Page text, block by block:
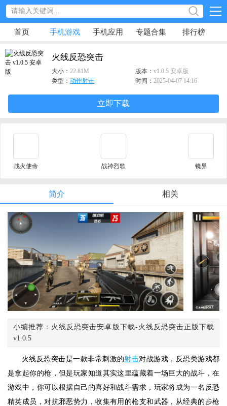
首页 手机游戏 手机应用 专题合集 排行榜
火线反恐突击
大小： 22.81M 版本： v1.0.5 安卓版
类型： 动作射击 时间： 2025-04-07 14:16
立即下载
战火使命 战神烈歌 镜界
简介 相关
小编推荐：火线反恐突击安卓版下载-火线反恐突击正版下载
v1.0.5
火线反恐突击是一款非常刺激的射击对战游戏，反恐类游戏都
是拿起你的枪，但是玩家知道其实这里蕴藏着一场巨大的战斗，在
游戏中，你可以根据自己的喜好和战斗需求，玩家将成为一名反恐
精英成员，对抗邪恶势力，收集有用的枪支和武器，从经典的步枪